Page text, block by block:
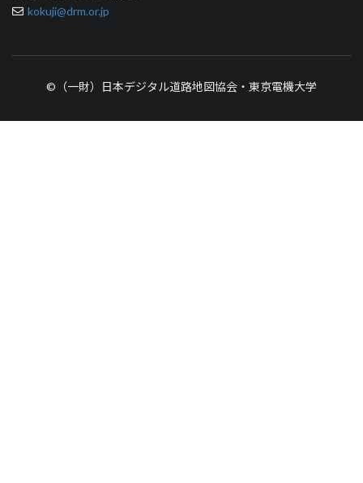
kokuji@drm.or.jp
©（一財）日本デジタル道路地図協会・東京電機大学